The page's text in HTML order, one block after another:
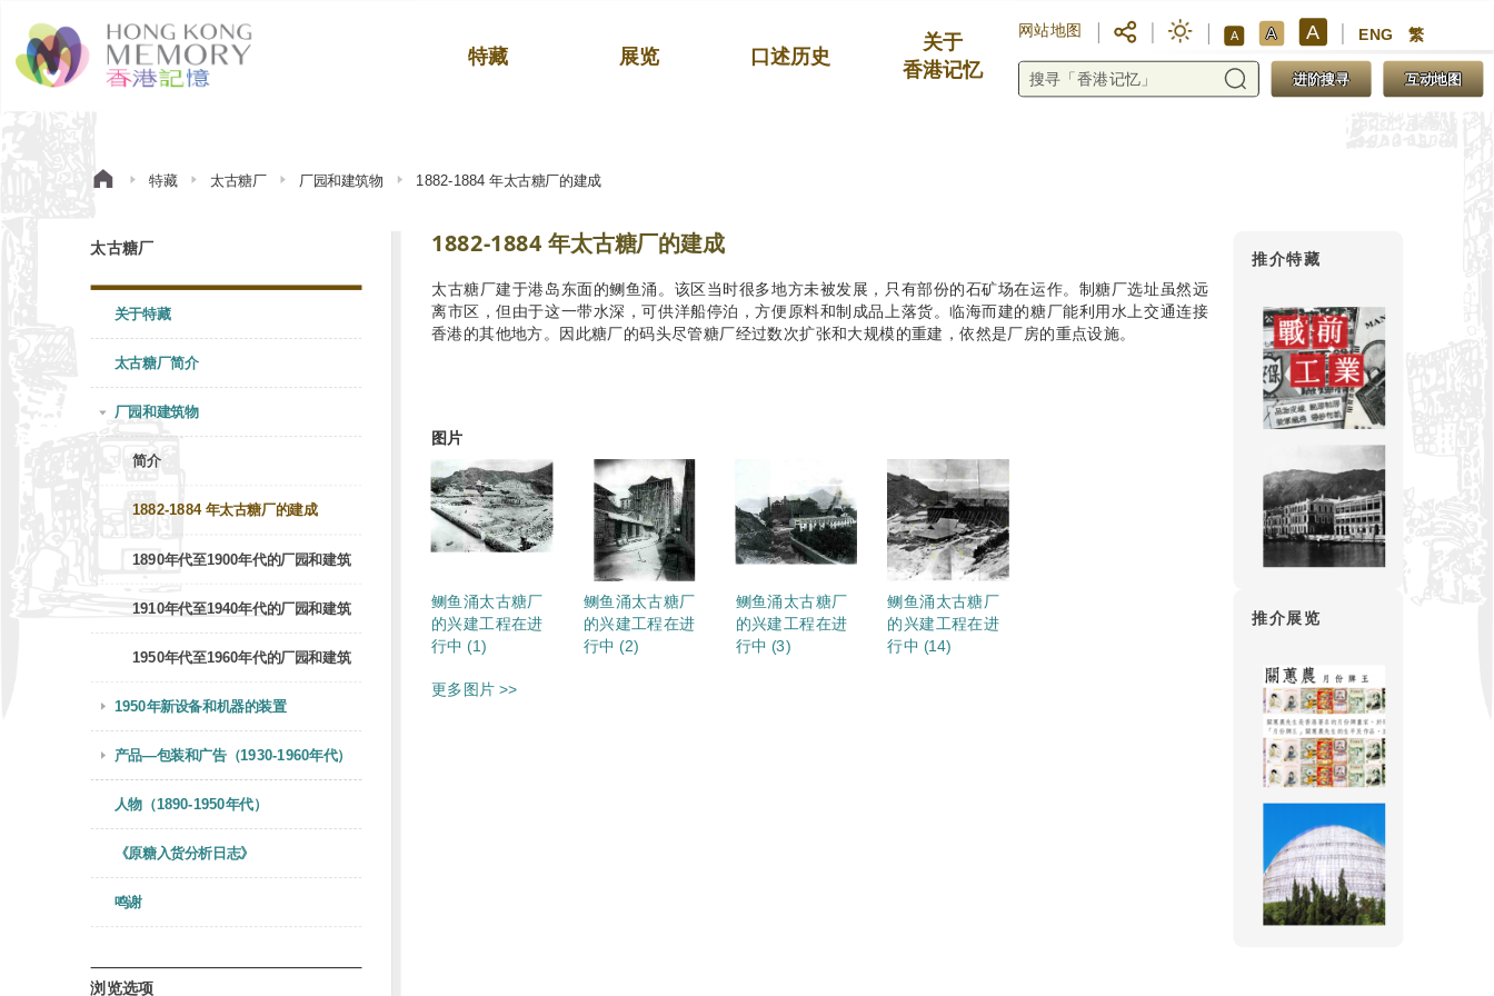
特藏 展览 口述历史
关于
香港记忆
网站地图 A A A ENG 繁
进阶搜寻 互动地图
特藏 太古糖厂 厂园和建筑物 1882-1884 年太古糖厂的建成
太古糖厂
关于特藏
太古糖厂简介
厂园和建筑物
简介
1882-1884 年太古糖厂的建成
1890年代至1900年代的厂园和建筑
1910年代至1940年代的厂园和建筑
1950年代至1960年代的厂园和建筑
1950年新设备和机器的装置
产品—包装和广告（1930-1960年代）
人物（1890-1950年代）
《原糖入货分析日志》
鸣谢
浏览选项
1882-1884 年太古糖厂的建成
太古糖厂建于港岛东面的鲗鱼涌。该区当时很多地方未被发展，只有部份的石矿场在运作。制糖厂选址虽然远
离市区，但由于这一带水深，可供洋船停泊，方便原料和制成品上落货。临海而建的糖厂能利用水上交通连接
香港的其他地方。因此糖厂的码头尽管糖厂经过数次扩张和大规模的重建，依然是厂房的重点设施。
图片
鲗鱼涌太古糖厂
的兴建工程在进
行中 (1)
鲗鱼涌太古糖厂
的兴建工程在进
行中 (2)
鲗鱼涌太古糖厂
的兴建工程在进
行中 (3)
鲗鱼涌太古糖厂
的兴建工程在进
行中 (14)
更多图片 >>
推介特藏
推介展览